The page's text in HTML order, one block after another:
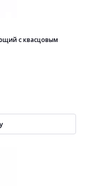
с квасцовым